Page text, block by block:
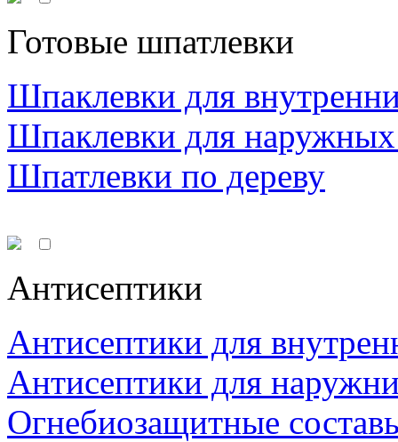
Готовые шпатлевки
Шпаклевки для
Шпаклевки для наружных
Шпатлевки по дереву
Антисептики
Антисептики для
Антисептики для
Огнебиозащитные